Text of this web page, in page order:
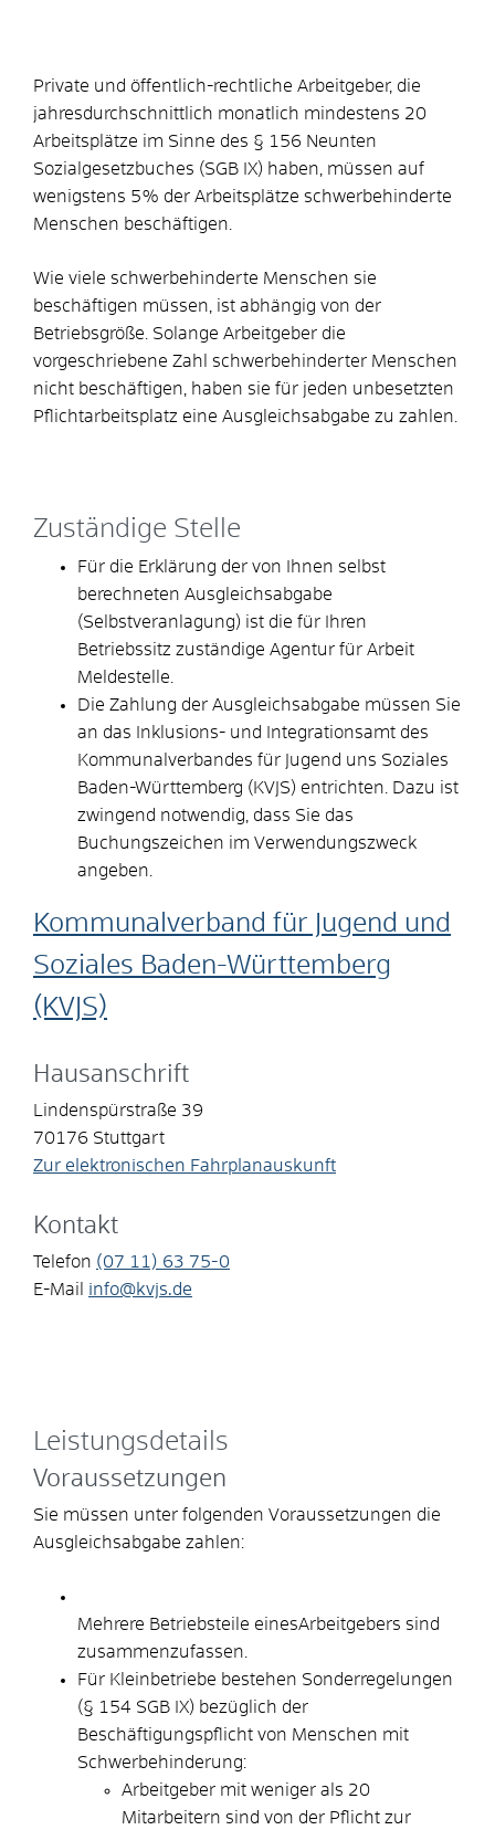
Private und öffentlich-rechtliche Arbeitgeber, die
jahresdurchschnittlich monatlich mindestens 20
Arbeitsplätze im Sinne des § 156 Neunten
Sozialgesetzbuches (SGB IX) haben, müssen auf
wenigstens 5% der Arbeitsplätze schwerbehinderte
Menschen beschäftigen.
Wie viele schwerbehinderte Menschen sie
beschäftigen müssen, ist abhängig von der
Betriebsgröße. Solange Arbeitgeber die
vorgeschriebene Zahl schwerbehinderter Menschen
nicht beschäftigen, haben sie für jeden unbesetzten
Pflichtarbeitsplatz eine Ausgleichsabgabe zu zahlen.
Zuständige Stelle
Für die Erklärung der von Ihnen selbst
berechneten Ausgleichsabgabe
(Selbstveranlagung) ist die für Ihren
Betriebssitz zuständige Agentur für Arbeit
Meldestelle.
Die Zahlung der Ausgleichsabgabe müssen Sie
an das Inklusions- und Integrationsamt des
Kommunalverbandes für Jugend uns Soziales
Baden-Württemberg (KVJS) entrichten. Dazu ist
zwingend notwendig, dass Sie das
Buchungszeichen im Verwendungszweck
angeben.
Kommunalverband für Jugend und
Soziales Baden-Württemberg
(KVJS)
Hausanschrift
Lindenspürstraße 39
70176 Stuttgart
Zur elektronischen Fahrplanauskunft
Kontakt
Telefon (07 11) 63 75-0
E-Mail
info@kvjs.de
Leistungsdetails
Voraussetzungen
Sie müssen unter folgenden Voraussetzungen die
Ausgleichsabgabe zahlen:
Mehrere Betriebsteile einesArbeitgebers sind
zusammenzufassen.
Für Kleinbetriebe bestehen Sonderregelungen
(§ 154 SGB IX) bezüglich der
Beschäftigungspflicht von Menschen mit
Schwerbehinderung:
Arbeitgeber mit weniger als 20
Mitarbeitern sind von der Pflicht zur